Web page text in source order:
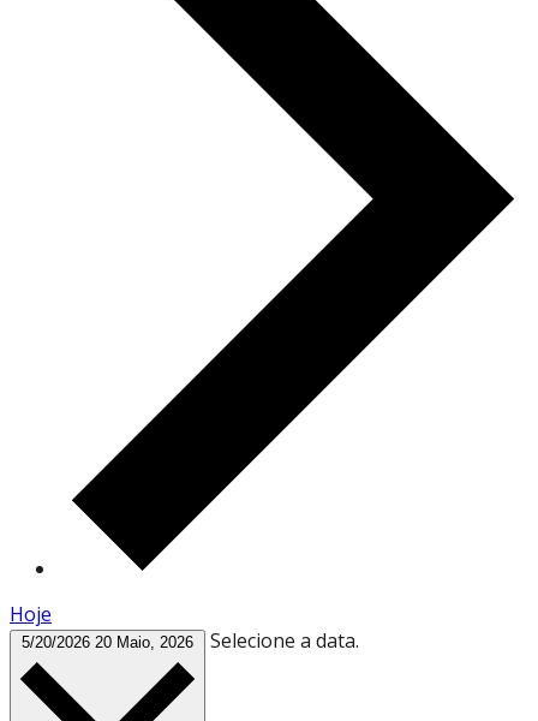
Hoje
5/20/2026 20 Maio, 2026 Selecione a data.